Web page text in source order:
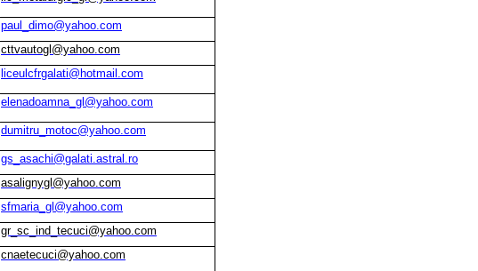
paul_dimo@yahoo.com
cttvautogl@yahoo.com
liceulcfrgalati@hotmail.com
elenadoamna_gl@yahoo.com
dumitru_motoc@yahoo.com
gs_asachi@galati.astral.ro
asalignygl@yahoo.com
sfmaria_gl@yahoo.com
gr_sc_ind_tecuci@yahoo.com
cnaetecuci@yahoo.com